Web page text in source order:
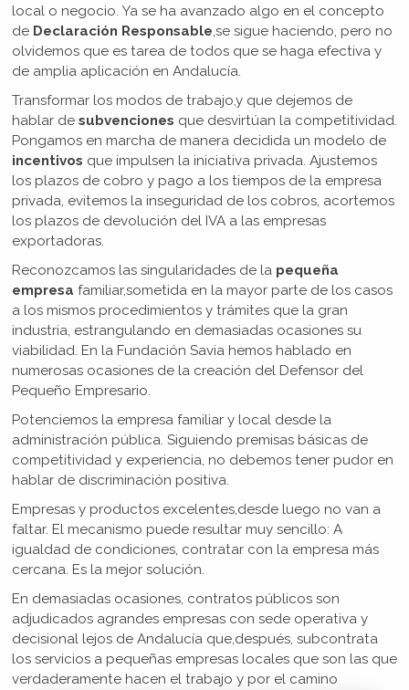
local o negocio. Ya se ha avanzado algo en el concepto
de Declaración Responsable,se sigue haciendo, pero no
olvidemos que es tarea de todos que se haga efectiva y
de amplia aplicación en Andalucía.
Transformar los modos de trabajo,y que dejemos de
hablar de subvenciones que desvirtúan la competitividad.
Pongamos en marcha de manera decidida un modelo de
incentivos que impulsen la iniciativa privada. Ajustemos
los plazos de cobro y pago a los tiempos de la empresa
privada, evitemos la inseguridad de los cobros, acortemos
los plazos de devolución del IVA a las empresas
exportadoras.
Reconozcamos las singularidades de la pequeña
empresa familiar,sometida en la mayor parte de los casos
a los mismos procedimientos y trámites que la gran
industria, estrangulando en demasiadas ocasiones su
viabilidad. En la Fundación Savia hemos hablado en
numerosas ocasiones de la creación del Defensor del
Pequeño Empresario.
Potenciemos la empresa familiar y local desde la
administración pública. Siguiendo premisas básicas de
competitividad y experiencia, no debemos tener pudor en
hablar de discriminación positiva.
Empresas y productos excelentes,desde luego no van a
faltar. El mecanismo puede resultar muy sencillo: A
igualdad de condiciones, contratar con la empresa más
cercana. Es la mejor solución.
En demasiadas ocasiones, contratos públicos son
adjudicados agrandes empresas con sede operativa y
decisional lejos de Andalucía que,después, subcontrata
los servicios a pequeñas empresas locales que son las que
verdaderamente hacen el trabajo y por el camino